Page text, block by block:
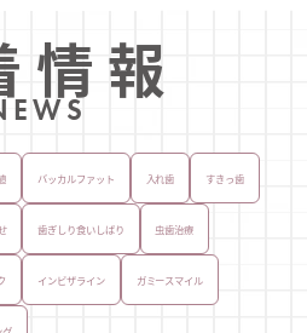
情報
バッカルファット 入れ歯 すきっ歯
歯ぎしり食いしばり 虫歯治療
インビザライン ガミースマイル
グ